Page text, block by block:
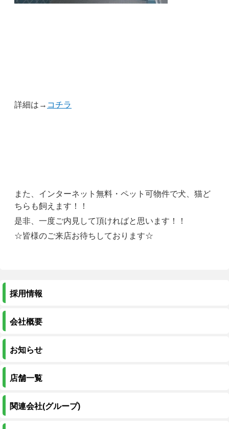
詳細は→ コチラ
また、インターネット無料・ペット可物件で犬、猫ど
ちらも飼えます！！
是非、一度ご内見して頂ければと思います！！
☆皆様のご来店お待ちしております☆
採用情報
会社概要
お知らせ
店舗一覧
関連会社(グループ)